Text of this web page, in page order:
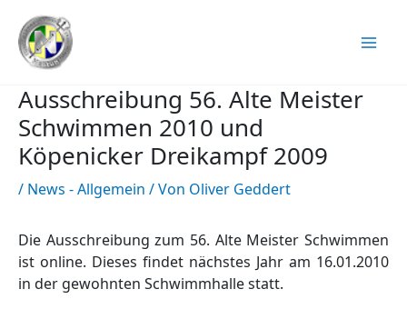
Inhalt
springen
Ausschreibung 56. Alte Meister
Schwimmen 2010 und
Köpenicker Dreikampf 2009
/ News - Allgemein / Von Oliver Geddert
Die Ausschreibung zum 56. Alte Meister Schwimmen
ist online. Dieses findet nächstes Jahr am 16.01.2010
in der gewohnten Schwimmhalle statt.